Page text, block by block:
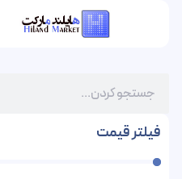
فیلتر قیمت